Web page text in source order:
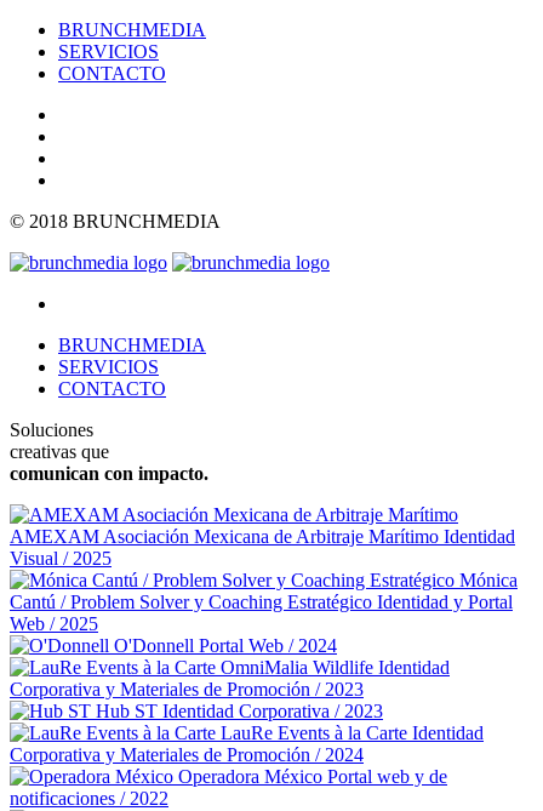
BRUNCHMEDIA
SERVICIOS
CONTACTO
© 2018 BRUNCHMEDIA
BRUNCHMEDIA
SERVICIOS
CONTACTO
Soluciones
creativas que
comunican con impacto.
AMEXAM Asociación Mexicana de Arbitraje Marítimo Identidad
Visual / 2025
Mónica
Cantú / Problem Solver y Coaching Estratégico Identidad y Portal
Web / 2025
O'Donnell Portal Web / 2024
OmniMalia Wildlife Identidad
Corporativa y Materiales de Promoción / 2023
Hub ST Identidad Corporativa / 2023
LauRe Events à la Carte Identidad
Corporativa y Materiales de Promoción / 2024
Operadora México Portal web y de
notificaciones / 2022